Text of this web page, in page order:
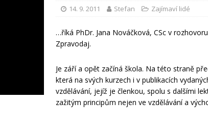
14. 9. 2011 Stefan Zajímaví lidé
…říká PhDr. Jana Nováčková, CSc v
Zpravodaj.
Je září a opět začíná škola. Na této straně
která na svých kurzech i v publikacích
vzdělávání, jejíž je členkou, spolu s dalšími
zažitým principům nejen ve vzdělávání a